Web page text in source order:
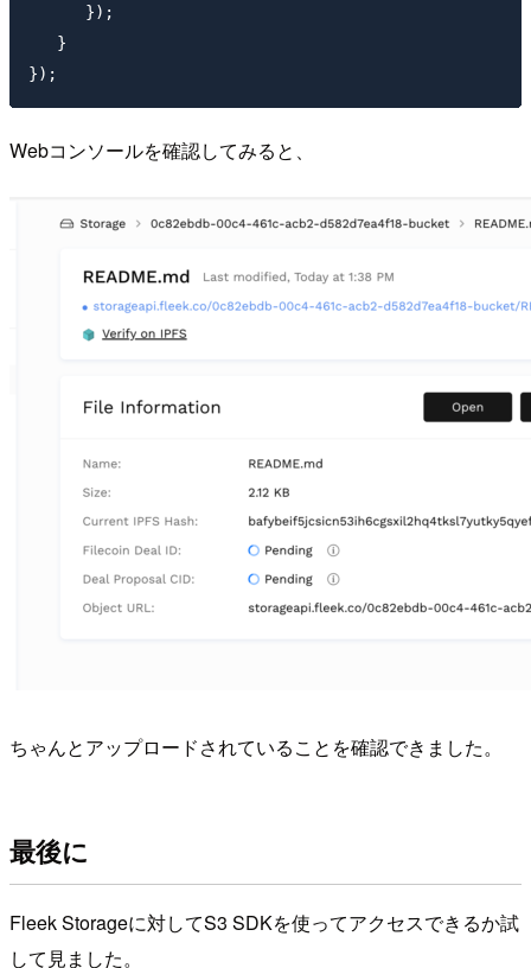
      });
   }
Webコンソールを確認してみると、
ちゃんとアップロードされていることを確認できました。
最後に
Fleek Storageに対してS3 SDKを使ってアクセスできるか試
して見ました。